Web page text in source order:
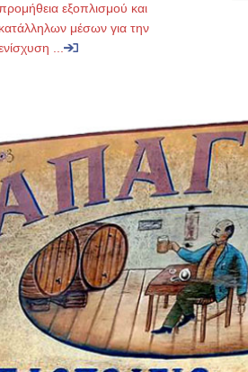
εξοπλισμού και
κατάλληλων μέσων για την
...